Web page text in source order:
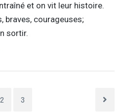
et on vit leur histoire.
braves, courageuses;
sortir.
2 3